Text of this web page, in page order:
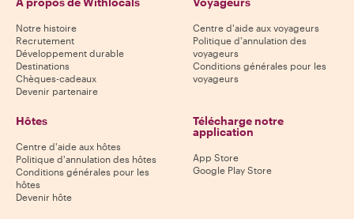
Notre histoire
Recrutement
Développement durable
Destinations
Chèques-cadeaux
Devenir partenaire
Centre d'aide aux voyageurs
Politique d'annulation des
voyageurs
Conditions générales pour les
voyageurs
Hôtes
Centre d'aide aux hôtes
Politique d'annulation des hôtes
Conditions générales pour les
hôtes
Devenir hôte
Télécharge notre
application
App Store
Google Play Store